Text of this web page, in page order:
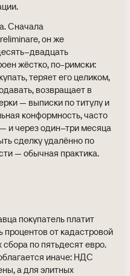
Сначала
он же
жёстко, по-римски:
теряет его целиком,
возвращает в
— выписки по титулу и
конформность, часто
и через один–три месяца
сделку удалённо по
— обычная практика.
покупатель платит
процентов от кадастровой
по пятьдесят евро.
иначе: НДС
а для элитных